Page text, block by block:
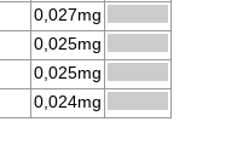
0,027mg
0,025mg
0,025mg
0,024mg